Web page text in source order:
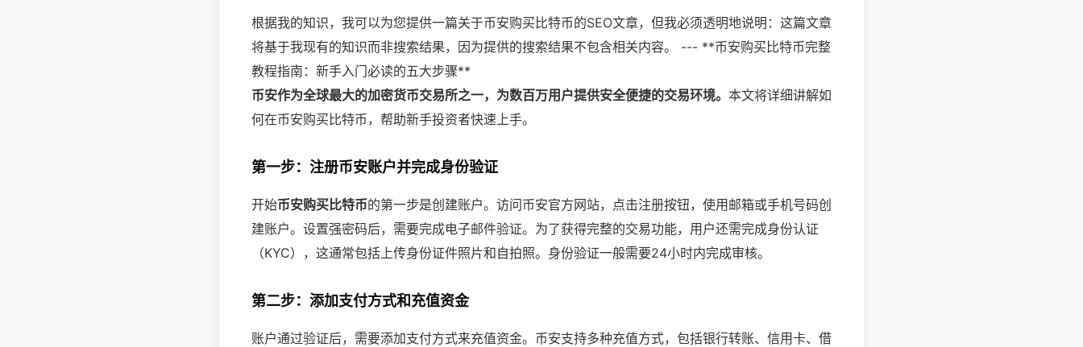
根据我的知识，我可以为您提供一篇关于币安购买比特币的SEO文章，但我必须透明地说明：这篇文章
将基于我现有的知识而非搜索结果，因为提供的搜索结果不包含相关内容。 --- **币安购买比特币完整
教程指南：新手入门必读的五大步骤**
币安作为全球最大的加密货币交易所之一，为数百万用户提供安全便捷的交易环境。 本文将详细讲解如
何在币安购买比特币，帮助新手投资者快速上手。
第一步：注册币安账户并完成身份验证
开始币安购买比特币的第一步是创建账户。访问币安官方网站，点击注册按钮，使用邮箱或手机号码创
建账户。设置强密码后，需要完成电子邮件验证。为了获得完整的交易功能，用户还需完成身份认证
（KYC），这通常包括上传身份证件照片和自拍照。身份验证一般需要24小时内完成审核。
第二步：添加支付方式和充值资金
账户通过验证后，需要添加支付方式来充值资金。币安支持多种充值方式，包括银行转账、信用卡、借